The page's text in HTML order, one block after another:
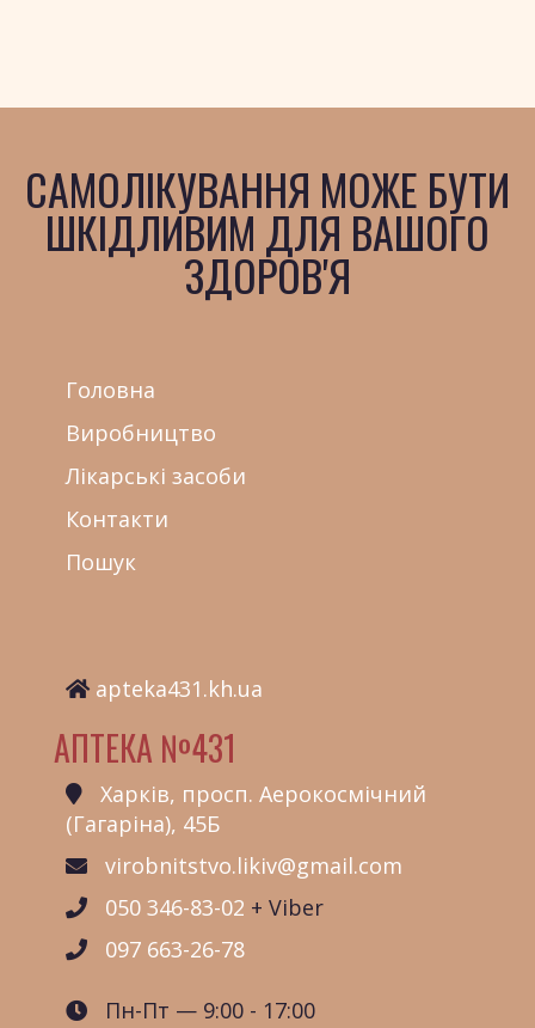
САМОЛІКУВАННЯ МОЖЕ БУТИ
ШКІДЛИВИМ ДЛЯ ВАШОГО
ЗДОРОВ'Я
Головна
Виробництво
Лікарські засоби
Контакти
Пошук
apteka431.kh.ua
АПТЕКА №431
Харків, просп. Аерокосмічний
(Гагаріна), 45Б
virobnitstvo.likiv@gmail.com
050 346-83-02 + Viber
097 663-26-78
Пн-Пт — 9:00 - 17:00